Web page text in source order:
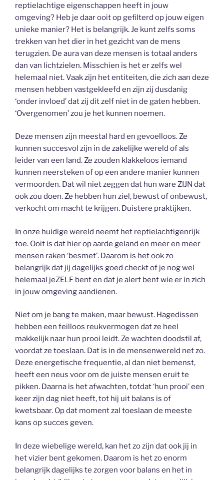
reptielachtige eigenschappen heeft in jouw
omgeving? Heb je daar ooit op gefilterd op jouw eigen
unieke manier? Het is belangrijk. Je kunt zelfs soms
trekken van het dier in het gezicht van de mens
terugzien. De aura van deze mensen is totaal anders
dan van lichtzielen. Misschien is het er zelfs wel
helemaal niet. Vaak zijn het entiteiten, die zich aan deze
mensen hebben vastgekleefd en zijn zij dusdanig
‘onder invloed’ dat zij dit zelf niet in de gaten hebben.
‘Overgenomen’ zou je het kunnen noemen.
Deze mensen zijn meestal hard en gevoelloos. Ze
kunnen succesvol zijn in de zakelijke wereld of als
leider van een land. Ze zouden klakkeloos iemand
kunnen neersteken of op een andere manier kunnen
vermoorden. Dat wil niet zeggen dat hun ware ZIJN dat
ook zou doen. Ze hebben hun ziel, bewust of onbewust,
verkocht om macht te krijgen. Duistere praktijken.
In onze huidige wereld neemt het reptielachtigenrijk
toe. Ooit is dat hier op aarde geland en meer en meer
mensen raken ‘besmet’. Daarom is het ook zo
belangrijk dat jij dagelijks goed checkt of je nog wel
helemaal jeZELF bent en dat je alert bent wie er in zich
in jouw omgeving aandienen.
Niet om je bang te maken, maar bewust. Hagedissen
hebben een feilloos reukvermogen dat ze heel
makkelijk naar hun prooi leidt. Ze wachten doodstil af,
voordat ze toeslaan. Dat is in de mensenwereld net zo.
Deze energetische frequentie, al dan niet bemenst,
heeft een neus voor om de juiste mensen eruit te
pikken. Daarna is het afwachten, totdat ‘hun prooi’ een
keer zijn dag niet heeft, tot hij uit balans is of
kwetsbaar. Op dat moment zal toeslaan de meeste
kans op succes geven.
In deze wiebelige wereld, kan het zo zijn dat ook jij in
het vizier bent gekomen. Daarom is het zo enorm
belangrijk dagelijks te zorgen voor balans en het in